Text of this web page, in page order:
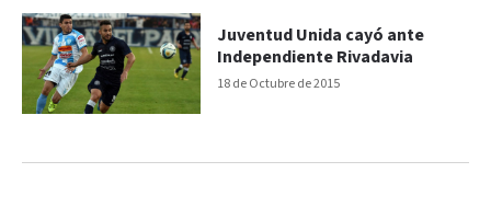
18 de Octubre de 2015
Juventud Unida cayó ante
Independiente Rivadavia